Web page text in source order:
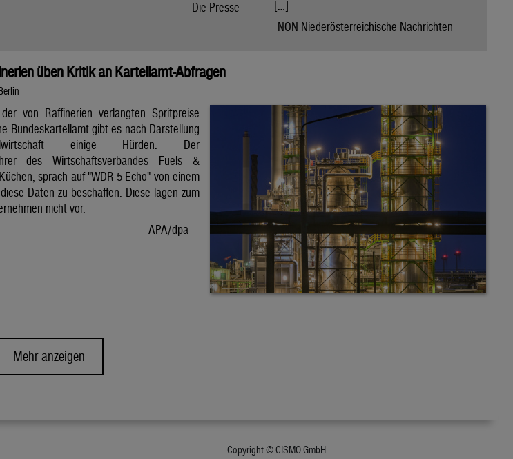
Die Presse
[…]
NÖN Niederösterreichische Nachrichten
üben Kritik an Kartellamt-Abfragen
von Raffinerien verlangten Spritpreise
Bundeskartellamt gibt es nach Darstellung
einige Hürden. Der
des Wirtschaftsverbandes Fuels &
sprach auf "WDR 5 Echo" von einem
Daten zu beschaffen. Diese lägen zum
nicht vor.
APA/dpa
Mehr anzeigen
Copyright © CISMO GmbH